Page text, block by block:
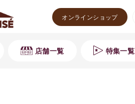
オンラインショップ
店舗一覧 特集一覧